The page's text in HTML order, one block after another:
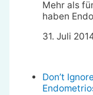
Mehr als
haben
31. Juli
Don’t